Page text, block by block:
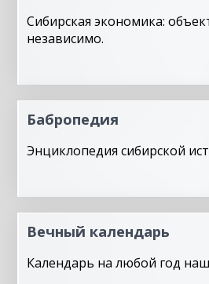
Сибирская экономика:
независимо.
Бабропедия
Энциклопедия сибирской
Вечный календарь
Календарь на любой год